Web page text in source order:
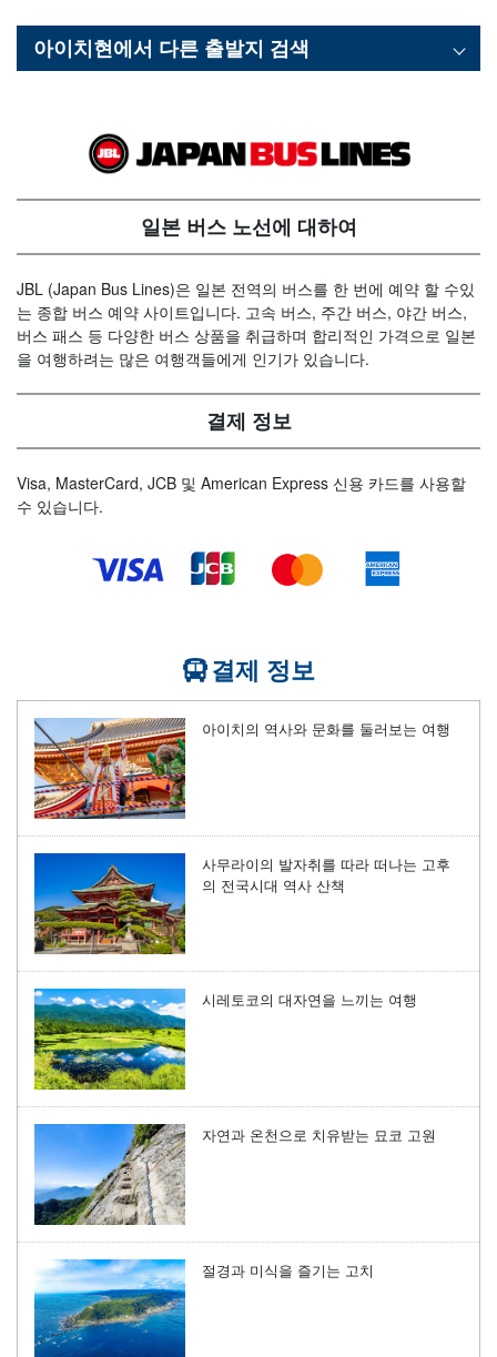
아이치현에서 다른 출발지 검색
일본 버스 노선에 대하여
JBL (Japan Bus Lines)은 일본 전역의 버스를 한 번에 예약 할 수있
는 종합 버스 예약 사이트입니다. 고속 버스, 주간 버스, 야간 버스,
버스 패스 등 다양한 버스 상품을 취급하며 합리적인 가격으로 일본
을 여행하려는 많은 여행객들에게 인기가 있습니다.
결제 정보
Visa, MasterCard, JCB 및 American Express 신용 카드를 사용할
수 있습니다.
결제 정보
아이치의 역사와 문화를 둘러보는 여행
사무라이의 발자취를 따라 떠나는 고후
의 전국시대 역사 산책
시레토코의 대자연을 느끼는 여행
자연과 온천으로 치유받는 묘코 고원
절경과 미식을 즐기는 고치